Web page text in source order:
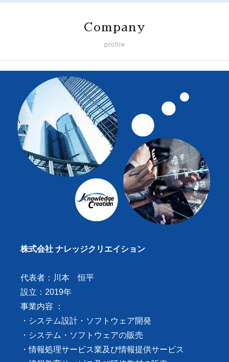
Company
profile
株式会社 ナレッジクリエイション
代表者：川本 恒平
設立：2019年
事業内容 ：
・システム設計・ソフトウェア開発
・システム・ソフトウェアの販売
・情報処理サービス業及び情報提供サービス